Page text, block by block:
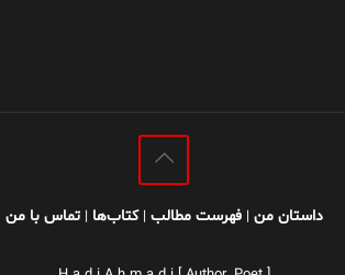
داستان من |فهرست مطالب |کتاب‌ها |تماس با من